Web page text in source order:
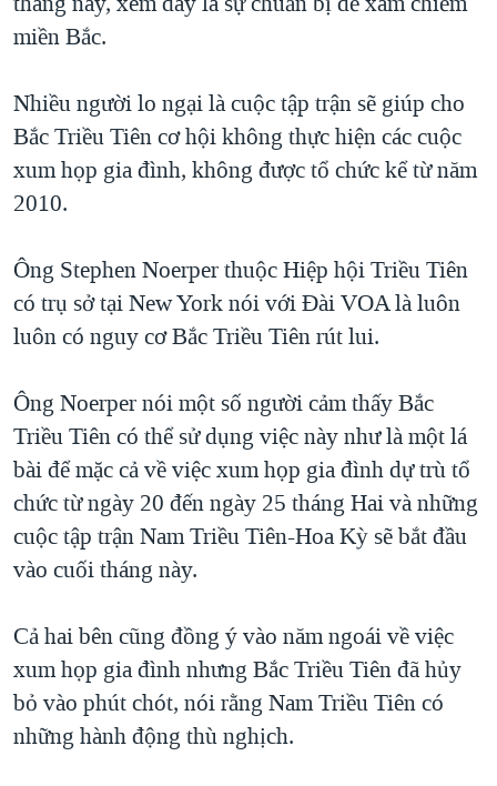
miền Bắc.
Nhiều người lo ngại là cuộc tập trận sẽ giúp cho
Bắc Triều Tiên cơ hội không thực hiện các cuộc
xum họp gia đình, không được tổ chức kể từ năm
2010.
Ông Stephen Noerper thuộc Hiệp hội Triều Tiên
có trụ sở tại New York nói với Đài VOA là luôn
luôn có nguy cơ Bắc Triều Tiên rút lui.
Ông Noerper nói một số người cảm thấy Bắc
Triều Tiên có thể sử dụng việc này như là một lá
bài để mặc cả về việc xum họp gia đình dự trù tổ
chức từ ngày 20 đến ngày 25 tháng Hai và những
cuộc tập trận Nam Triều Tiên-Hoa Kỳ sẽ bắt đầu
vào cuối tháng này.
Cả hai bên cũng đồng ý vào năm ngoái về việc
xum họp gia đình nhưng Bắc Triều Tiên đã hủy
bỏ vào phút chót, nói rằng Nam Triều Tiên có
những hành động thù nghịch.